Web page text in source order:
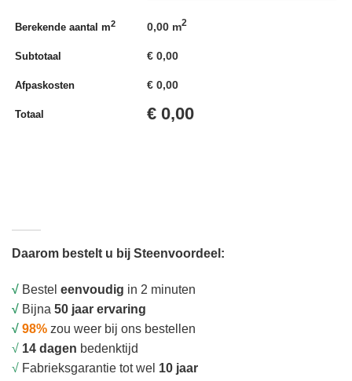
Berekende aantal m2 0,00 m2
Subtotaal €0,00
Afpaskosten €0,00
Totaal € 0,00
Daarom bestelt u bij Steenvoordeel:
√ Bestel eenvoudig in 2 minuten
√ Bijna 50 jaar ervaring
√ 98% zou weer bij ons bestellen
√ 14 dagen bedenktijd
√ Fabrieksgarantie tot wel 10 jaar